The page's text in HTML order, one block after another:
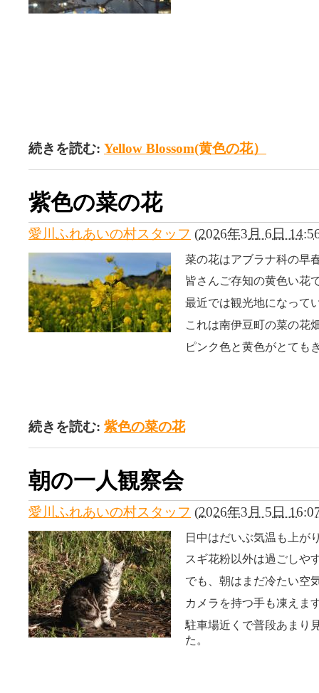
続きを読む: Yellow Blossom(黄色の花）
紫色の菜の花
愛川ふれあいの村スタッフ (2026年3月 6日
菜の花はアブラナ科の早
皆さんご存知の黄色い花
最近では観光地になって
これは南伊豆町の菜の花
ピンク色と黄色がとても
続きを読む: 紫色の菜の花
朝の一人観察会
愛川ふれあいの村スタッフ (2026年3月 5日
日中はだいぶ気温も上が
スギ花粉以外は過ごしや
でも、朝はまだ冷たい空
カメラを持つ手も凍えま
駐車場近くで普段あまり
た。